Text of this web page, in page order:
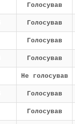
Голосував
Голосував
Голосував
Голосував
Не голосував
Голосував
Голосував